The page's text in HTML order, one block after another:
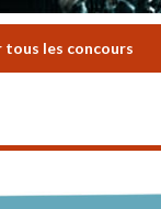
tous les concours